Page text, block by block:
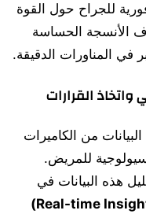
للجراح حول القوة
الأنسجة الحساسة
المناورات الدقيقة.
من الكاميرات
للمريض.
هذه البيانات في